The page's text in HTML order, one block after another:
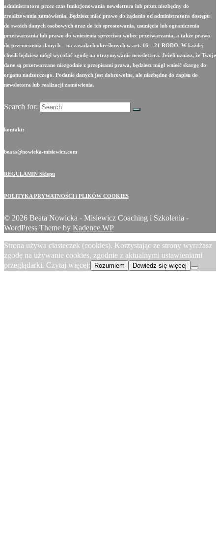
administratora przez czas funkcjonowania newslettera lub przez niezbędny do
zrealizowania zamówienia. Będziesz mieć prawo do żądania od administratora dostępu
do swoich danych osobowych oraz do ich sprostowania, usunięcia lub ograniczenia
przetwarzania lub prawo do wniesienia sprzeciwu wobec przetwarzania, a także prawo
do przenoszenia danych – na zasadach określonych w art. 16 – 21 RODO. W każdej
chwili będziesz mógł wycofać zgodę na otrzymywanie newslettera. Jeżeli uznasz, że Twoje
dane są przetwarzane niezgodnie z przepisami prawa, będziesz mógł wnieść skargę do
organu nadzorczego. Podanie danych jest dobrowolne, ale niezbędne do zapisu do
newslettera lub realizacji zamówienia.
Search for:
kontakt:
beata@nowicka-misiewicz.com
REGULAMIN Sklepu
POLITYKA PRYWATNOŚCI i PLIKÓW COOKIES
© 2026 Beata Nowicka - Misiewicz Coaching i Szkolenia -
WordPress Theme by Kadence WP
Strona używa ciasteczek (cookies). Korzystając ze strony wyrażasz
zgodę na używanie cookies, zgodnie z aktualnymi ustawieniami
przeglądarki. Czytaj więcej:
Rozumiem Dowiedz się więcej